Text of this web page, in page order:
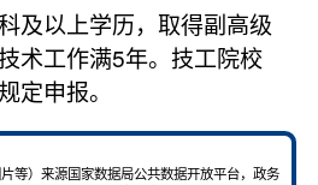
及以上学历，取得副高级
术工作满5年。技工院校
定申报。
等）来源国家数据局公共数据开放平台，政务